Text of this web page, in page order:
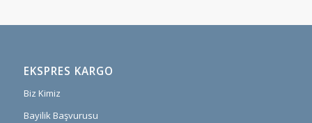
EKSPRES KARGO
Biz Kimiz
Bayilik Başvurusu